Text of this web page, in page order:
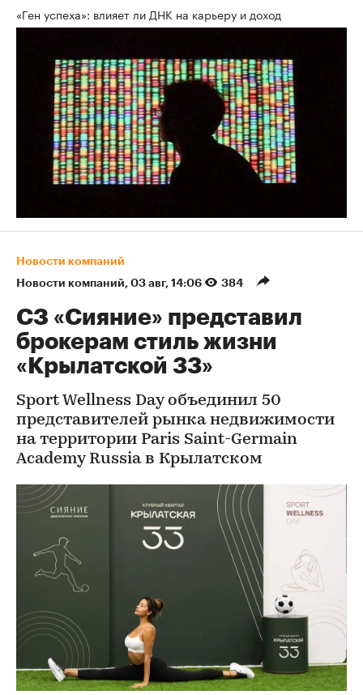
«Ген успеха»: влияет ли ДНК на карьеру и доход
Новости компаний
Новости компаний⁠, 03 авг, 14:06 384
СЗ «Сияние» представил
брокерам стиль жизни
«Крылатской 33»
Sport Wellness Day объединил 50
представителей рынка недвижимости
на территории Paris Saint-Germain
Academy Russia в Крылатском